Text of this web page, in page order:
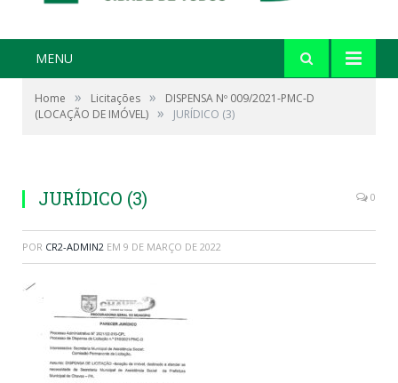
MENU
Home » Licitações »
DISPENSA Nº 009/2021-PMC-D
(LOCAÇÃO DE IMÓVEL) » JURÍDICO (3)
JURÍDICO (3) 0
POR CR2-ADMIN2 EM 9 DE MARÇO DE 2022